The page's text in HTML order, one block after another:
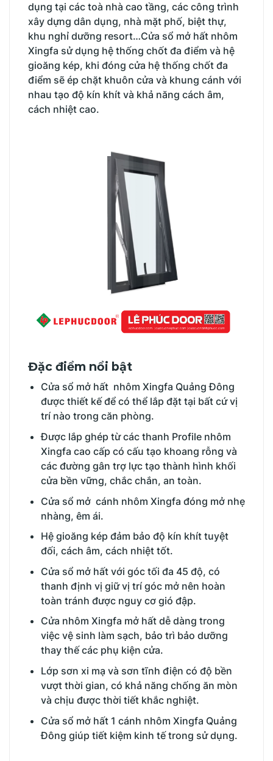
dụng tại các toà nhà cao tầng, các công trình
xây dựng dân dụng, nhà mặt phố, biệt thự,
khu nghỉ dưỡng resort…Cửa sổ mở hất nhôm
Xingfa sử dụng hệ thống chốt đa điểm và hệ
gioăng kép, khi đóng cửa hệ thống chốt đa
điểm sẽ ép chặt khuôn cửa và khung cánh với
nhau tạo độ kín khít và khả năng cách âm,
cách nhiệt cao.
Đặc điểm nổi bật
Cửa sổ mở hất nhôm Xingfa Quảng Đông
được thiết kế để có thể lắp đặt tại bất cứ vị
trí nào trong căn phòng.
Được lắp ghép từ các thanh Profile nhôm
Xingfa cao cấp có cấu tạo khoang rỗng và
các đường gân trợ lực tạo thành hình khối
cửa bền vững, chắc chắn, an toàn.
Cửa sổ mở cánh nhôm Xingfa đóng mở nhẹ
nhàng, êm ái.
Hệ gioăng kép đảm bảo độ kín khít tuyệt
đối, cách âm, cách nhiệt tốt.
Cửa sổ mở hất với góc tối đa 45 độ, có
thanh định vị giữ vị trí góc mở nên hoàn
toàn tránh được nguy cơ gió đập.
Cửa nhôm Xingfa mở hất dễ dàng trong
việc vệ sinh làm sạch, bảo trì bảo dưỡng
thay thế các phụ kiện cửa.
Lớp sơn xi mạ và sơn tĩnh điện có độ bền
vượt thời gian, có khả năng chống ăn mòn
và chịu được thời tiết khắc nghiệt.
Cửa sổ mở hất 1 cánh nhôm Xingfa Quảng
Đông giúp tiết kiệm kinh tế trong sử dụng.